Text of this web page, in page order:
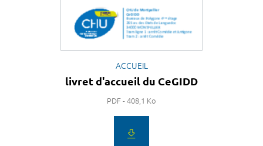
ACCUEIL
livret d'accueil du CeGIDD
PDF - 408,1 Ko